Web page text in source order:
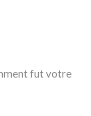
fut votre